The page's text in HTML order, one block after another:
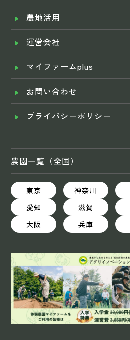
農地活用
運営会社
マイファームplus
お問い合わせ
プライバシーポリシー
農園一覧（全国）
東京 神奈川
愛知
滋賀
大阪
兵庫